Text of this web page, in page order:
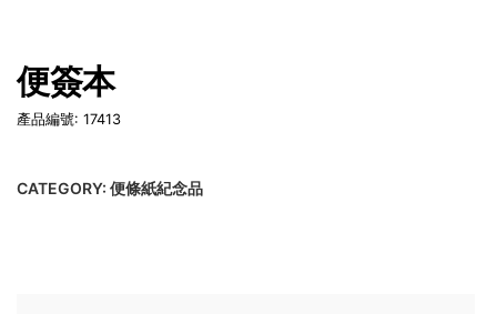
便簽本
產品編號: 17413
CATEGORY: 便條紙紀念品